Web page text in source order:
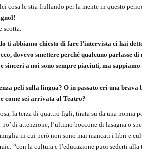
cosa le stia frullando per la mente in questo
scotta.
ti abbiamo chiesto di fare l’intervista ci hai
dovevo smettere perché qualcuno parlasse di
sinceri a noi sono sempre piaciuti, ma sappiamo
peli sulla lingua? O in passato eri una brava
come sei arrivata al Teatro?
la terza di quattro figli, tirata su da una nonna
di attenzione, l’ultimo boccone di lasagna o
in cui però non sono mai mancati i libri e
“con la cultura e l’educazione puoi sederti alla